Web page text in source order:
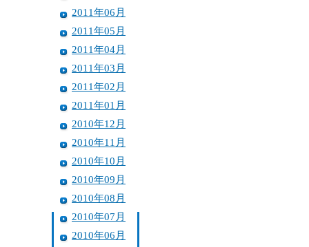
2011年06月
2011年05月
2011年04月
2011年03月
2011年02月
2011年01月
2010年12月
2010年11月
2010年10月
2010年09月
2010年08月
2010年07月
2010年06月